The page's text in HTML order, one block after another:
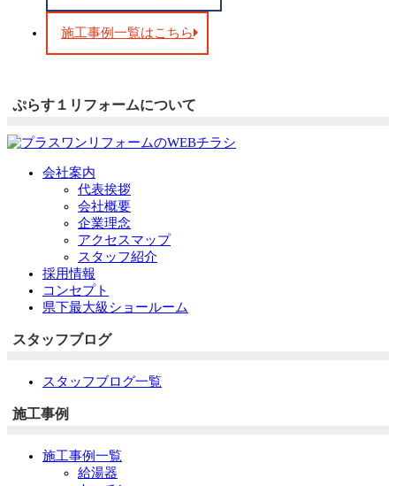
施工事例一覧はこちら
ぷらす１リフォームについて
会社案内
代表挨拶
会社概要
企業理念
アクセスマップ
スタッフ紹介
採用情報
コンセプト
県下最大級ショールーム
スタッフブログ
スタッフブログ一覧
施工事例
施工事例一覧
給湯器